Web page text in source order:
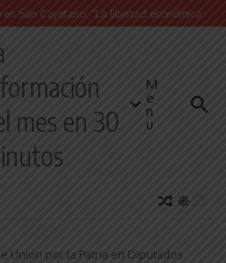
Cayetano: “La libertad económica no
mes en 30
M
e
n
u
Unión por la Patria en Diputados